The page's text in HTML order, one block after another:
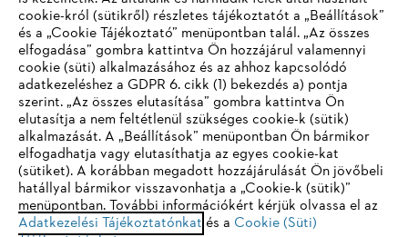
STIHL GYIK
Szerviz
Adatvédelem Impresszum Cookie tájékoztató
IHR BROWSER WIRD NICHT
UNTERSTÜTZT
Sie nutzen einen Browser, den wir noch nicht unterstützen. Für
eine optimale Nutzung unserer Seite empfehlen wir Ihnen, zu
einem der folgenden Browser zu wechseln:
cookie-król (sütikről) részletes tájékoztatót a „Beállítások”
és a „Cookie Tájékoztató” menüpontban talál. „Az összes
elfogadása” gombra kattintva Ön hozzájárul valamennyi
cookie (süti) alkalmazásához és az ahhoz kapcsolódó
adatkezeléshez a GDPR 6. cikk (1) bekezdés a) pontja
szerint. „Az összes elutasítása” gombra kattintva Ön
elutasítja a nem feltétlenül szükséges cookie-k (sütik)
alkalmazását. A „Beállítások” menüpontban Ön bármikor
elfogadhatja vagy elutasíthatja az egyes cookie-kat
(sütiket). A korábban megadott hozzájárulását Ön jövőbeli
hatállyal bármikor visszavonhatja a „Cookie-k (sütik)”
menüpontban. További információkért kérjük olvassa el az
Adatkezelési Tájékoztatónkat és a Cookie (Süti)